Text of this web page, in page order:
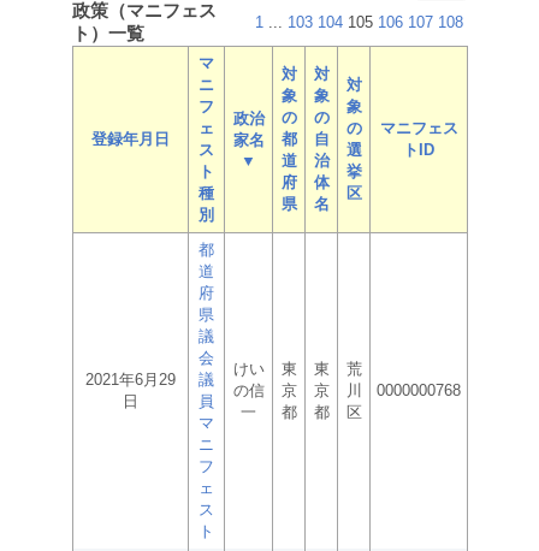
政策（マニフェス
ト）一覧
1 ... 103 104 105 106 107 108
登録年月日
マ
ニ
フ
ェ
ス
ト
種
別
政治
家名
▼
対
象
の
都
道
府
県
対
象
の
自
治
体
名
対
象
の
選
挙
区
マニフェス
トID
2021年6月29
日
都
道
府
県
議
会
議
員
マ
ニ
フ
ェ
ス
ト
けい
の信
一
東
京
都
東
京
都
荒
川
区
0000000768